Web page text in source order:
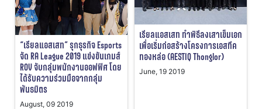
“เรียลแอสเสท” รุกธุรกิจ Esports
จัด RA League 2019 แข่งขันเกมส์
ROV จับกลุ่มพนักงานออฟฟิศ โดย
ได้รับความร่วมมือจากกลุ่ม
พันธมิตร
August, 09 2019
เรียลแอสเสท ทำพิธีลงเสาเข็มเอก
เพื่อเริ่มก่อสร้างโครงการเอสทีค
ทองหล่อ (AESTIQ Thonglor)
June, 19 2019